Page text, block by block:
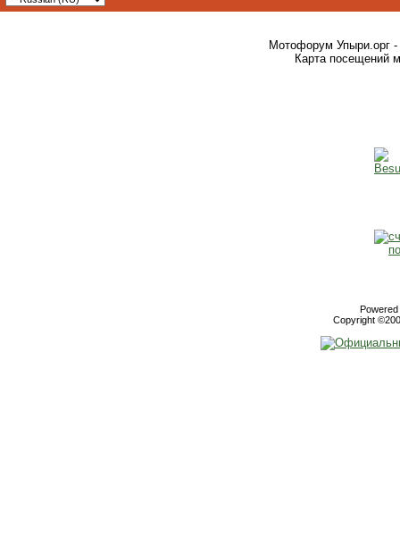
Мотофорум Упыри.орг -
Карта посещений
Copyright